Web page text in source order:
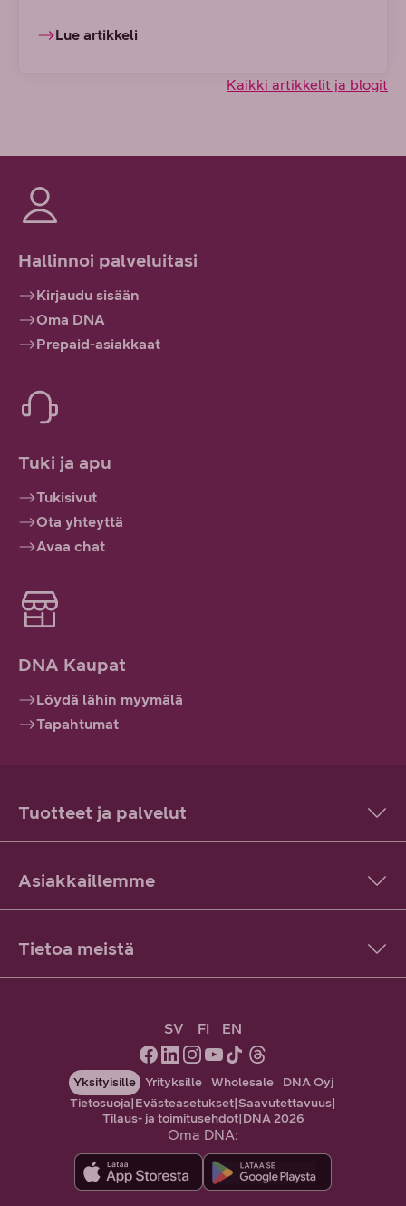
Lue artikkeli
Kaikki artikkelit ja blogit
Hallinnoi palveluitasi
Kirjaudu sisään
Oma DNA
Prepaid-asiakkaat
Tuki ja apu
Tukisivut
Ota yhteyttä
Avaa chat
DNA Kaupat
Löydä lähin myymälä
Tapahtumat
Tuotteet ja palvelut
Asiakkaillemme
Tietoa meistä
SV FI EN
Yksityisille Yrityksille Wholesale
DNA Oyj
Tietosuoja|Evästeasetukset|Saavutettavuus|
Tilaus- ja toimitusehdot|DNA 2026
Oma DNA: